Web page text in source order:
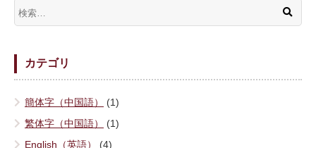
カテゴリ
簡体字（中国語）
(1)
繁体字（中国語）
(1)
English（英語）
(4)